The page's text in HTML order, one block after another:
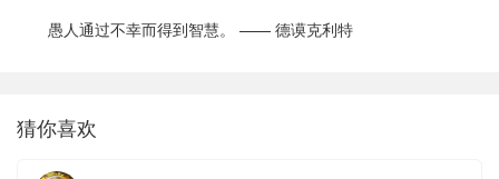
愚人通过不幸而得到智慧。 —— 德谟克利特
猜你喜欢